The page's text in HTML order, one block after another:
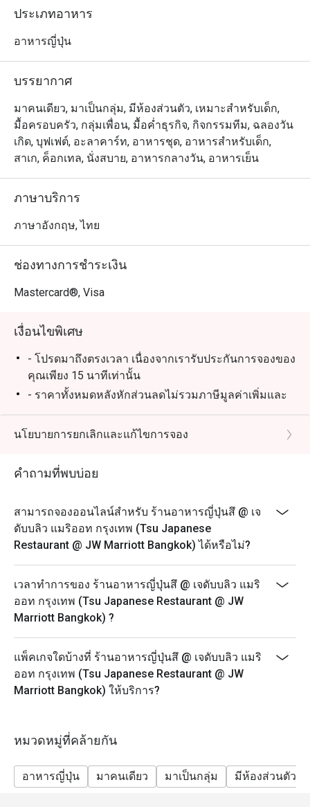
สวยเรียบหรูและมีความล้ำนำสมัย โดยอาหารที่เชฟทำออก
แท้ๆ เพราะปรุงโดยเชฟชาวญี่ปุ่นที่มีประสบการณ์ และมี
ซากิย่างบนแผ่นหินร้อน และอีกมากมาย
ประเภทอาหาร
อาหารญี่ปุ่น
บรรยากาศ
มาคนเดียว, มาเป็นกลุ่ม, มีห้องส่วนตัว, เหมาะสำหรับเด็ก,
มื้อครอบครัว, กลุ่มเพื่อน, มื้อค่ำธุรกิจ, กิจกรรมทีม, ฉลองวัน
เกิด, บุฟเฟต์, อะลาคาร์ท, อาหารชุด, อาหารสำหรับเด็ก,
สาเก, ค็อกเทล, นั่งสบาย, อาหารกลางวัน, อาหารเย็น
ภาษาบริการ
ภาษาอังกฤษ, ไทย
ช่องทางการชำระเงิน
Mastercard®, Visa
เงื่อนไขพิเศษ
- โปรดมาถึงตรงเวลา เนื่องจากเรารับประกันการจองของ
คุณเพียง 15 นาทีเท่านั้น
- ราคาทั้งหมดหลังหักส่วนลดไม่รวมภาษีมูลค่าเพิ่มและ
ค่าบริการ
*ส่วนลดไม่สามารถใช้ร่วมกับโปรโมชั่น ส่วนลด บัตร
**ส่วนลดไม่สามารถใช้สะสมคะแนน Marriott Bonvoy
*** ส่วนลดไม่สามารถใช้ได้กับภาษีรัฐบาลและค่าบริการ
ที่เกี่ยวข้อง
นโยบายการยกเลิกและแก้ไขการจอง
คำถามที่พบบ่อย
สามารถจองออนไลน์สำหรับ ร้านอาหารญี่ปุ่นสึ @ เจ
ดับบลิว แมริออท กรุงเทพ (Tsu Japanese
Restaurant @ JW Marriott Bangkok) ได้หรือไม่?
เวลาทำการของ ร้านอาหารญี่ปุ่นสึ @ เจดับบลิว แมริ
ออท กรุงเทพ (Tsu Japanese Restaurant @ JW
Marriott Bangkok) ?
แพ็คเกจใดบ้างที่ ร้านอาหารญี่ปุ่นสึ @ เจดับบลิว แมริ
ออท กรุงเทพ (Tsu Japanese Restaurant @ JW
Marriott Bangkok) ให้บริการ?
หมวดหมู่ที่คล้ายกัน
อาหารญี่ปุ่น มาคนเดียว มาเป็นกลุ่ม มีห้องส่วนตัว